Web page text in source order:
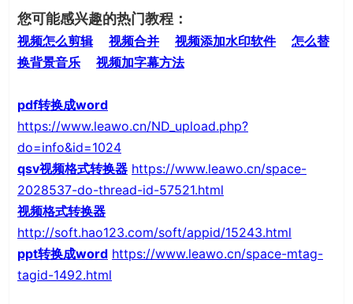
您可能感兴趣的热门教程：
视频怎么剪辑 视频合并 视频添加水印软件
怎么替
换背景音乐
视频加字幕方法
pdf转换成word
https://www.leawo.cn/ND_upload.php?
do=info&id=1024
qsv视频格式转换器 https://www.leawo.cn/space-
2028537-do-thread-id-57521.html
视频格式转换器
http://soft.hao123.com/soft/appid/15243.html
ppt转换成word https://www.leawo.cn/space-mtag-
tagid-1492.html